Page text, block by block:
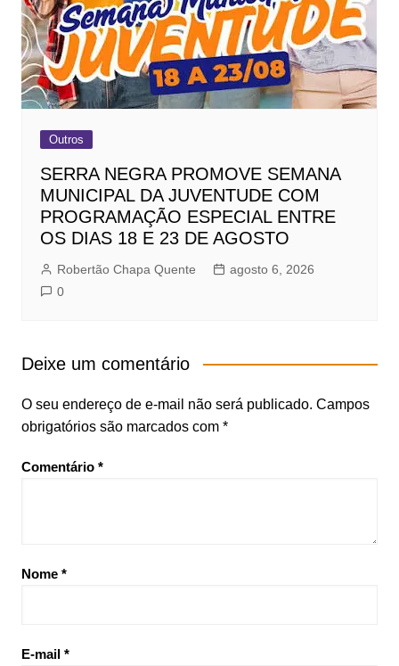
Outros
SERRA NEGRA PROMOVE SEMANA
MUNICIPAL DA JUVENTUDE COM
PROGRAMAÇÃO ESPECIAL ENTRE
OS DIAS 18 E 23 DE AGOSTO
Robertão Chapa Quente
agosto 6, 2026
0
Deixe um comentário
O seu endereço de e-mail não será publicado. Campos
obrigatórios são marcados com *
Comentário *
Nome *
E-mail *